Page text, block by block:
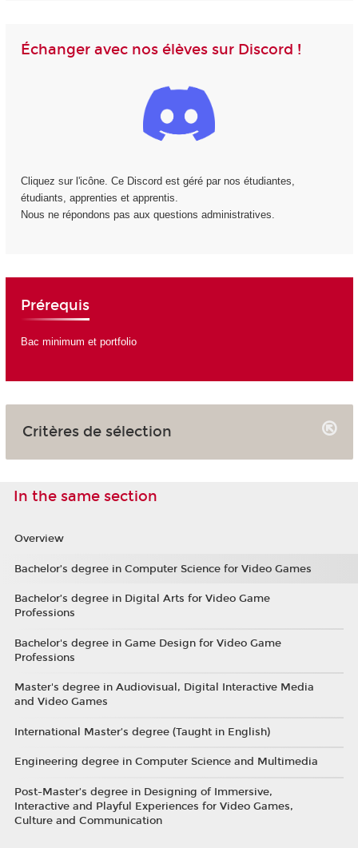
Échanger avec nos élèves sur Discord !
Cliquez sur l'icône. Ce Discord est géré par nos étudiantes,
étudiants, apprenties et apprentis.
Nous ne répondons pas aux questions administratives.
Prérequis
Bac minimum et portfolio
Critères de sélection
In the same section
Overview
Bachelor’s degree in Computer Science for Video Games
Bachelor’s degree in Digital Arts for Video Game
Professions
Bachelor's degree in Game Design for Video Game
Professions
Master's degree in Audiovisual, Digital Interactive Media
and Video Games
International Master’s degree (Taught in English)
Engineering degree in Computer Science and Multimedia
Post-Master’s degree in Designing of Immersive,
Interactive and Playful Experiences for Video Games,
Culture and Communication